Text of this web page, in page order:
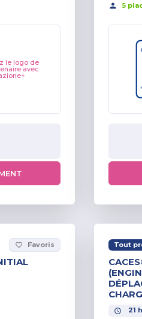
le logo de
avec
5
favorite_border Favoris Tout
21